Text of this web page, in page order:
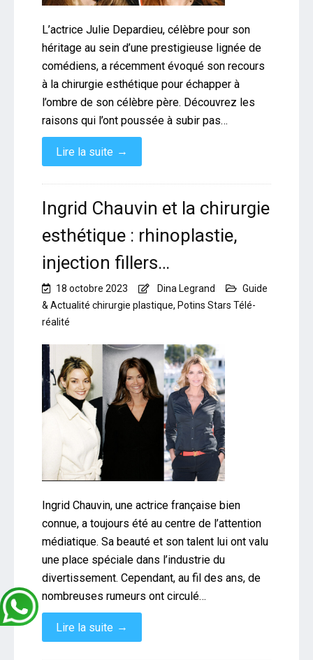
L’actrice Julie Depardieu, célèbre pour son
héritage au sein d’une prestigieuse lignée de
comédiens, a récemment évoqué son recours
à la chirurgie esthétique pour échapper à
l’ombre de son célèbre père. Découvrez les
raisons qui l’ont poussée à subir pas…
Lire la suite →
Ingrid Chauvin et la chirurgie
esthétique : rhinoplastie,
injection fillers…
18 octobre 2023 Dina Legrand
Guide
& Actualité chirurgie plastique, Potins Stars Télé-
réalité
Ingrid Chauvin, une actrice française bien
connue, a toujours été au centre de l’attention
médiatique. Sa beauté et son talent lui ont valu
une place spéciale dans l’industrie du
divertissement. Cependant, au fil des ans, de
nombreuses rumeurs ont circulé…
Lire la suite →